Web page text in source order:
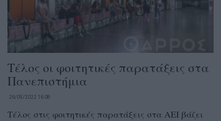
Τέλος οι φοιτητικές παρατάξεις στα
Πανεπιστήμια
26/05/2022 16:08
Τέλος στις φοιτητικές παρατάξεις στα ΑΕΙ βάζει